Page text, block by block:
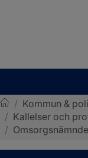
Sotenäs kommun
/ Kommun &
/ Kallelser och
/